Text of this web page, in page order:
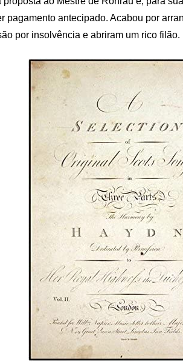
pagamento antecipado. Acabou por
por insolvência e abriram um rico filão.